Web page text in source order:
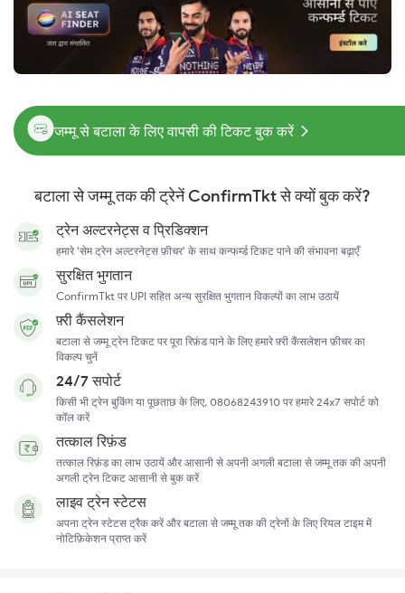
जम्मू से बटाला के लिए वापसी की टिकट बुक करें
बटाला से जम्मू तक की ट्रेनें ConfirmTkt से क्यों बुक करें?
ट्रेन अल्टरनेट्स व प्रिडिक्शन
हमारे 'सेम ट्रेन अल्टरनेट्स फ़ीचर' के साथ कन्फर्म्ड टिकट पाने की संभावना बढ़ाएँ
सुरक्षित भुगतान
ConfirmTkt पर UPI सहित अन्य सुरक्षित भुगतान विकल्पों का लाभ उठायें
फ़्री कैंसलेशन
बटाला से जम्मू ट्रेन टिकट पर पूरा रिफ़ंड पाने के लिए हमारे फ़्री कैंसलेशन फ़ीचर का
विकल्प चुनें
24/7 सपोर्ट
किसी भी ट्रेन बुकिंग या पूछताछ के लिए, 08068243910 पर हमारे 24x7 सपोर्ट को
कॉल करें
तत्काल रिफ़ंड
तत्काल रिफ़ंड का लाभ उठायें और आसानी से अपनी अगली बटाला से जम्मू तक की अपनी
अगली ट्रेन टिकट आसानी से बुक करें
लाइव ट्रेन स्टेटस
अपना ट्रेन स्टेटस ट्रैक करें और बटाला से जम्मू तक की ट्रेनों के लिए रियल टाइम में
नोटिफ़िकेशन प्राप्त करें